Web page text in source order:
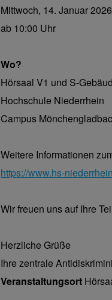
Mittwoch, 14. Januar 2026
ab 10:00 Uhr
Wo?
Hörsaal V1 und S-
Hochschule Niederrhein
Campus
Weitere Informationen
https://www.hs-
Wir freuen uns auf Ihre
Herzliche Grüße
Ihre zentrale
Veranstaltungsort